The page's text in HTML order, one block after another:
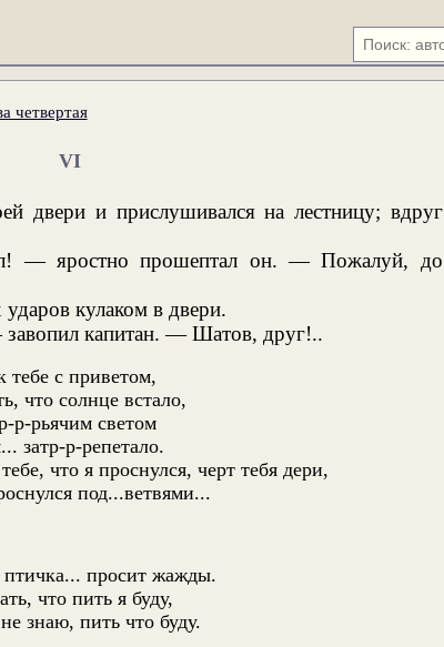
четвертая
VI
двери и прислушивался на лестницу; вдруг
— яростно прошептал он. — Пожалуй, до
кулаком в двери.
капитан. — Шатов, друг!..
с приветом,
что солнце встало,
р-рьячим светом
затр-р-репетало.
тебе, что я проснулся, черт тебя дери,
под...ветвями...
просит жажды.
что пить я буду,
знаю, пить что буду.